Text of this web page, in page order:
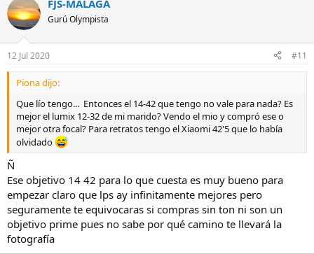
FJS-MALAGA
Gurú Olympista
12 Jul 2020 #11
Piona dijo:
Que lío tengo... Entonces el 14-42 que tengo no vale para nada? Es
mejor el lumix 12-32 de mi marido? Vendo el mio y compró ese o
mejor otra focal? Para retratos tengo el Xiaomi 42'5 que lo había
olvidado
Ñ
Ese objetivo 14 42 para lo que cuesta es muy bueno para
empezar claro que lps ay infinitamente mejores pero
seguramente te equivocaras si compras sin ton ni son un
objetivo prime pues no sabe por qué camino te llevará la
fotografía